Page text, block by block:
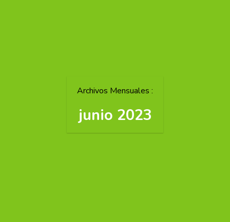
Archivos Mensuales :
junio 2023